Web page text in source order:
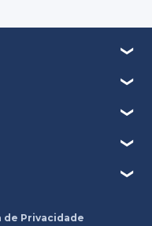
de Privacidade